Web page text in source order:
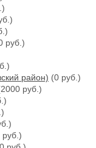
руб.)
район) (0 руб.)
руб.)
руб.)